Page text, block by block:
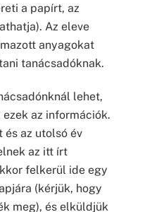
a papírt, az
Az eleve
anyagokat
tanácsadóknak.
lehet,
az információk.
és az utolsó év
az itt írt
felkerül ide egy
(kérjük, hogy
meg), és elküldjük